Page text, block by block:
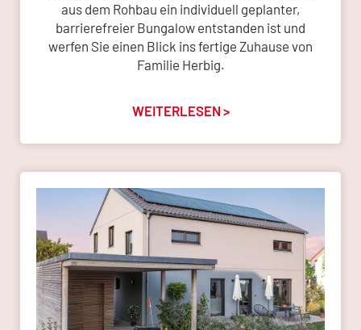
aus dem Rohbau ein individuell geplanter,
barrierefreier Bungalow entstanden ist und
werfen Sie einen Blick ins fertige Zuhause von
Familie Herbig.
WEITERLESEN >